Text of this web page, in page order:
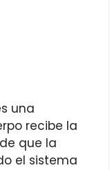
una
recibe la
que la
el sistema